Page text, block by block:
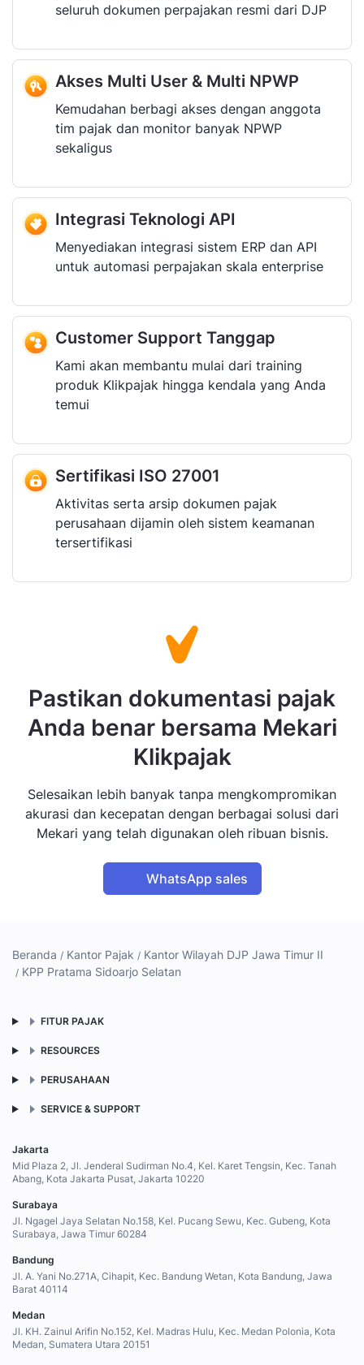
seluruh dokumen perpajakan resmi dari DJP
Akses Multi User & Multi NPWP
Kemudahan berbagi akses dengan anggota
tim pajak dan monitor banyak NPWP
sekaligus
Integrasi Teknologi API
Menyediakan integrasi sistem ERP dan API
untuk automasi perpajakan skala enterprise
Customer Support Tanggap
Kami akan membantu mulai dari training
produk Klikpajak hingga kendala yang Anda
temui
Sertifikasi ISO 27001
Aktivitas serta arsip dokumen pajak
perusahaan dijamin oleh sistem keamanan
tersertifikasi
Pastikan dokumentasi pajak
Anda benar bersama Mekari
Klikpajak
Selesaikan lebih banyak tanpa mengkompromikan
akurasi dan kecepatan dengan berbagai solusi dari
Mekari yang telah digunakan oleh ribuan bisnis.
WhatsApp sales
Beranda Kantor Pajak
Kantor Wilayah DJP Jawa Timur II
KPP Pratama Sidoarjo Selatan
FITUR PAJAK
RESOURCES
PERUSAHAAN
SERVICE & SUPPORT
Jakarta
Mid Plaza 2, Jl. Jenderal Sudirman No.4, Kel. Karet Tengsin, Kec. Tanah
Abang, Kota Jakarta Pusat, Jakarta 10220
Surabaya
Jl. Ngagel Jaya Selatan No.158, Kel. Pucang Sewu, Kec. Gubeng, Kota
Surabaya, Jawa Timur 60284
Bandung
Jl. A. Yani No.271A, Cihapit, Kec. Bandung Wetan, Kota Bandung, Jawa
Barat 40114
Medan
Jl. KH. Zainul Arifin No.152, Kel. Madras Hulu, Kec. Medan Polonia, Kota
Medan, Sumatera Utara 20151